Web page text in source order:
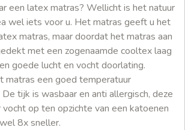
een latex matras? Wellicht is het natuur
wel iets voor u. Het matras geeft u het
matras, maar doordat het matras aan
met een zogenaamde cooltex laag
goede lucht en vocht doorlating.
matras een goed temperatuur
tijk is wasbaar en anti allergisch, deze
op ten opzichte van een katoenen
8x sneller.